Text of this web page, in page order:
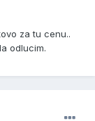
za tu cenu..
odlucim.